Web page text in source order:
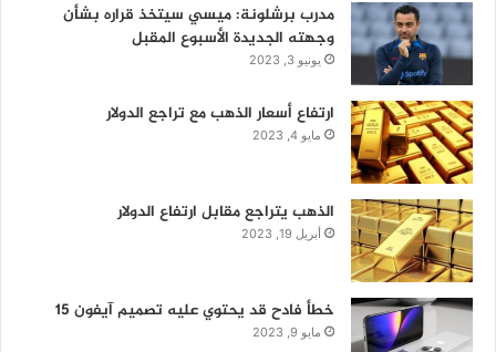
مدرب برشلونة: ميسي سيتخذ قراره بشأن
وجهته الجديدة الأسبوع المقبل
يونيو 3, 2023
ارتفاع أسعار الذهب مع تراجع الدولار
مايو 4, 2023
الذهب يتراجع مقابل ارتفاع الدولار
أبريل 19, 2023
خطأ فادح قد يحتوي عليه تصميم آيفون 15
مايو 9, 2023